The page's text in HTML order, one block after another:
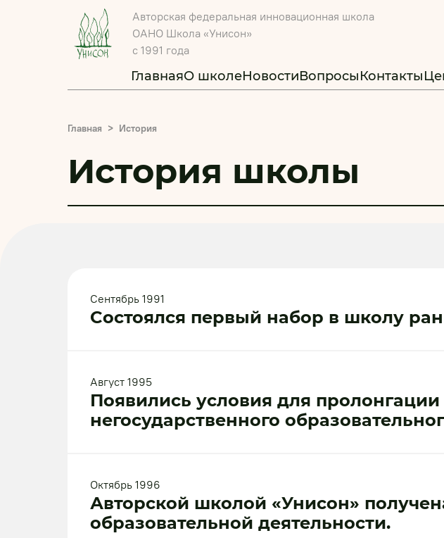
Авторская федеральная инновационная школа
ОАНО Школа «Унисон»
с 1991 года
ГлавнаяО школеНовостиВопросыКонтакты
Главная История
История школы
Сентябрь 1991
Cостоялся первый набор в школу
Август 1995
Появились условия для
негосударственного
Октябрь 1996
Авторской школой «Унисон»
образовательной деятельности.